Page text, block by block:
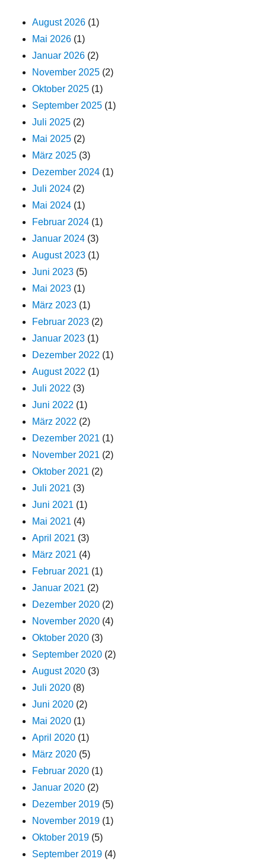
August 2026 (1)
Mai 2026 (1)
Januar 2026 (2)
November 2025 (2)
Oktober 2025 (1)
September 2025 (1)
Juli 2025 (2)
Mai 2025 (2)
März 2025 (3)
Dezember 2024 (1)
Juli 2024 (2)
Mai 2024 (1)
Februar 2024 (1)
Januar 2024 (3)
August 2023 (1)
Juni 2023 (5)
Mai 2023 (1)
März 2023 (1)
Februar 2023 (2)
Januar 2023 (1)
Dezember 2022 (1)
August 2022 (1)
Juli 2022 (3)
Juni 2022 (1)
März 2022 (2)
Dezember 2021 (1)
November 2021 (2)
Oktober 2021 (2)
Juli 2021 (3)
Juni 2021 (1)
Mai 2021 (4)
April 2021 (3)
März 2021 (4)
Februar 2021 (1)
Januar 2021 (2)
Dezember 2020 (2)
November 2020 (4)
Oktober 2020 (3)
September 2020 (2)
August 2020 (3)
Juli 2020 (8)
Juni 2020 (2)
Mai 2020 (1)
April 2020 (1)
März 2020 (5)
Februar 2020 (1)
Januar 2020 (2)
Dezember 2019 (5)
November 2019 (1)
Oktober 2019 (5)
September 2019 (4)